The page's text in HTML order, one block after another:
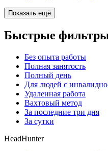
Показать ещё
Быстрые фильтры
Без опыта работы
Полная занятость
Полный день
Для людей с
Удаленная работа
Вахтовый метод
За последние три дня
За сутки
HeadHunter